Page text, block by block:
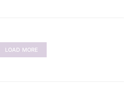
LOAD MORE